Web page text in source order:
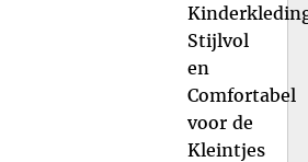
Stijlvol
en
Comfortabel
voor de
Kleintjes